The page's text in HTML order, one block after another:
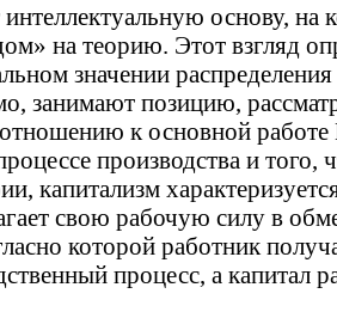
основу,
на теорию. Этот взгляд
значении
занимают позицию,
к основной
производства и
капитализм
свою рабочую силу в
которой работник
процесс, а капитал